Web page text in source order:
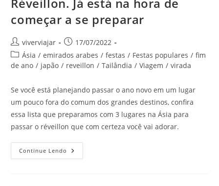
começar a se preparar
Autor
do
post:
viverviajar
Post
publicado:
17/07/2022
Categoria
do
Ásia / emirados arabes / festas / Festas populares / fim
de ano / japão / reveillon / Tailândia / Viagem / virada
Se você está planejando passar o ano novo em um lugar
um pouco fora do comum dos grandes destinos, confira
essa lista que preparamos com 3 lugares na Ásia para
passar o réveillon que com certeza você vai adorar.
Continue Lendo
Lugares